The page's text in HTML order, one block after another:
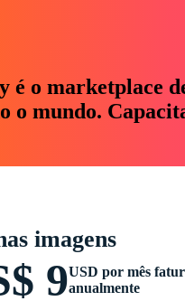
é o marketplace
o mundo.
imagens
9USD por mês
anualmente